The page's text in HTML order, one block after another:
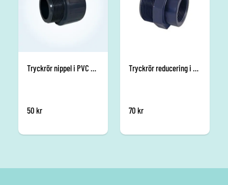
Tryckrör nippel i PVC 50x 1 ½ tum
50 kr
Tryckrör reducering i PVC 1 1/2tum (utv) - 1tum (inv)
70 kr